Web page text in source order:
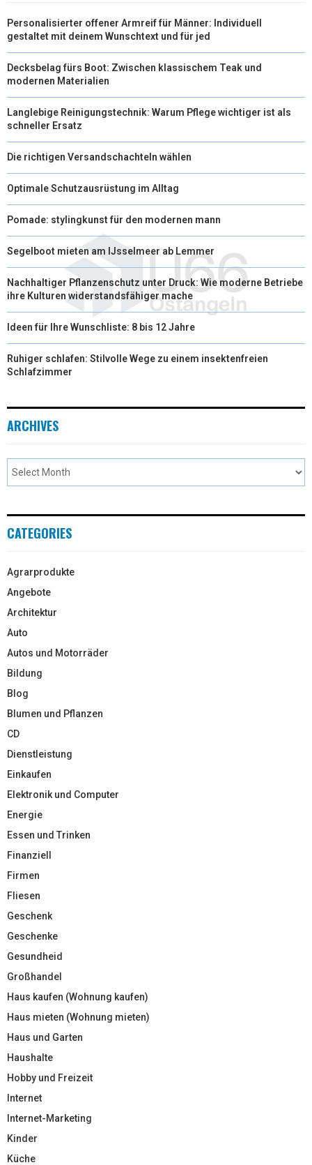
Personalisierter offener Armreif für Männer: Individuell
gestaltet mit deinem Wunschtext und für jed
Decksbelag fürs Boot: Zwischen klassischem Teak und
modernen Materialien
Langlebige Reinigungstechnik: Warum Pflege wichtiger ist als
schneller Ersatz
Die richtigen Versandschachteln wählen
Optimale Schutzausrüstung im Alltag
Pomade: stylingkunst für den modernen mann
Segelboot mieten am IJsselmeer ab Lemmer
Nachhaltiger Pflanzenschutz unter Druck: Wie moderne Betriebe
ihre Kulturen widerstandsfähiger mache
Ideen für Ihre Wunschliste: 8 bis 12 Jahre
Ruhiger schlafen: Stilvolle Wege zu einem insektenfreien
Schlafzimmer
ARCHIVES
CATEGORIES
Agrarprodukte
Angebote
Architektur
Auto
Autos und Motorräder
Bildung
Blog
Blumen und Pflanzen
CD
Dienstleistung
Einkaufen
Elektronik und Computer
Energie
Essen und Trinken
Finanziell
Firmen
Fliesen
Geschenk
Geschenke
Gesundheid
Großhandel
Haus kaufen (Wohnung kaufen)
Haus mieten (Wohnung mieten)
Haus und Garten
Haushalte
Hobby und Freizeit
Internet
Internet-Marketing
Kinder
Küche